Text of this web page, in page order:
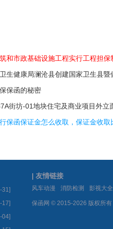
保函的秘密
31]
17]
04]
| 友情链接
风车动漫 消防检测 影视大全
保函网 © 2015-2026 版权所有